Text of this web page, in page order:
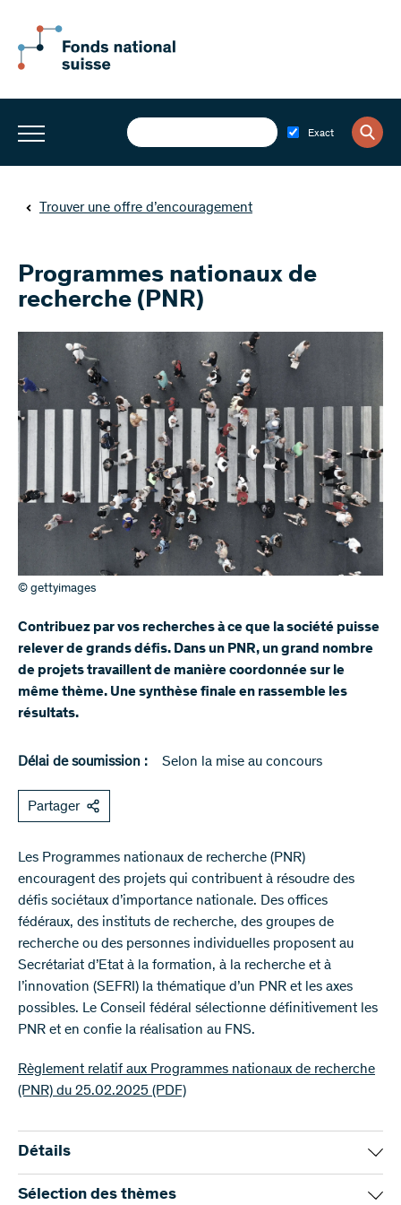
Exact
Trouver une offre d’encouragement
Programmes nationaux de
recherche (PNR)
© gettyimages
Contribuez par vos recherches à ce que la société puisse
relever de grands défis. Dans un PNR, un grand nombre
de projets travaillent de manière coordonnée sur le
même thème. Une synthèse finale en rassemble les
résultats.
Délai de soumission : Selon la mise au concours
Partager
Les Programmes nationaux de recherche (PNR)
encouragent des projets qui contribuent à résoudre des
défis sociétaux d’importance nationale. Des offices
fédéraux, des instituts de recherche, des groupes de
recherche ou des personnes individuelles proposent au
Secrétariat d’Etat à la formation, à la recherche et à
l’innovation (SEFRI) la thématique d’un PNR et les axes
possibles. Le Conseil fédéral sélectionne définitivement les
PNR et en confie la réalisation au FNS.
Règlement relatif aux Programmes nationaux de recherche
(PNR) du 25.02.2025 (PDF)
Détails
Les PNR présentent les caractéristiques suivantes :
Sélection des thèmes